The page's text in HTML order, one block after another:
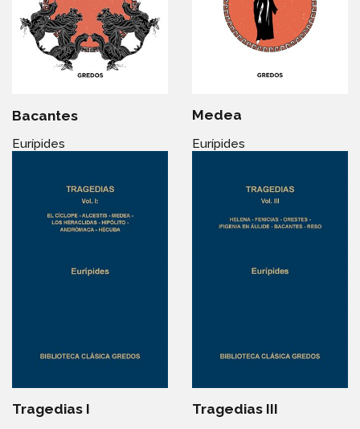
Bacantes
Eurípides
Medea
Eurípides
Tragedias I Tragedias III